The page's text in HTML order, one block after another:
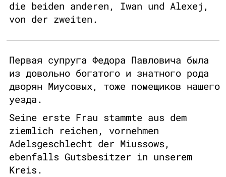
die beiden anderen, Iwan und Alexej,
von der zweiten.
Первая супруга Федора Павловича была
из довольно богатого и знатного рода
дворян Миусовых, тоже помещиков нашего
уезда.
Seine erste Frau stammte aus dem
ziemlich reichen, vornehmen
Adelsgeschlecht der Miussows,
ebenfalls Gutsbesitzer in unserem
Kreis.